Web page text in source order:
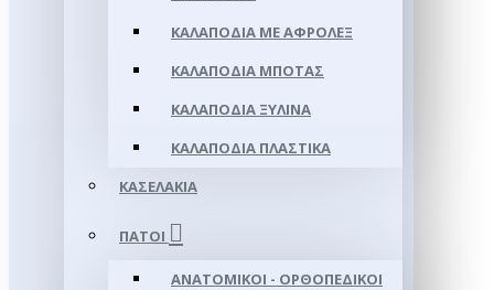
ΚΑΛΑΠΌΔΙΑ ΜΕ ΑΦΡΟΛΕΞ
ΚΑΛΑΠΌΔΙΑ ΜΠΌΤΑΣ
ΚΑΛΑΠΌΔΙΑ ΞΎΛΙΝΑ
ΚΑΛΑΠΌΔΙΑ ΠΛΑΣΤΙΚΆ
ΚΑΣΕΛΆΚΙΑ
ΠΆΤΟΙ
ΑΝΑΤΟΜΙΚΟΊ - ΟΡΘΟΠΕΔΙΚΟΊ